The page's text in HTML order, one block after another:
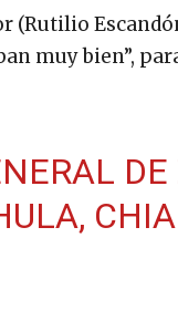
muy bien”,
DE